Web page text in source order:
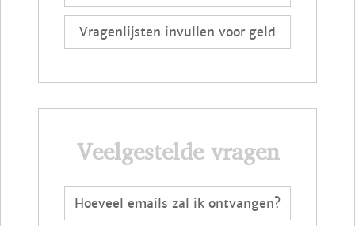
Vragenlijsten invullen voor geld
Veelgestelde vragen
Hoeveel emails zal ik ontvangen?